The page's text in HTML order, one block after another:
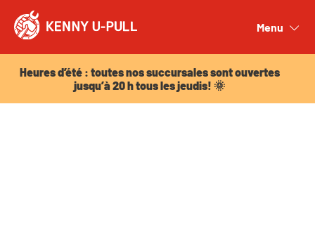
Menu
Heures d’été : toutes nos succursales sont ouvertes
jusqu’à 20 h tous les jeudis! 🌞